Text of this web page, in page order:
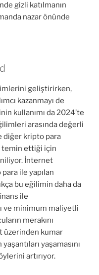
gizli katılmanın
nazar önünde
geliştirirken,
kazanmayı de
kullanımı da 2024’te
arasında değerli
diğer kripto para
temin ettiği için
İnternet
ile yapılan
bu eğilimin daha da
ile
ve minimum maliyetli
merakını
üzerinden kumar
yaşamasını
artırıyor.